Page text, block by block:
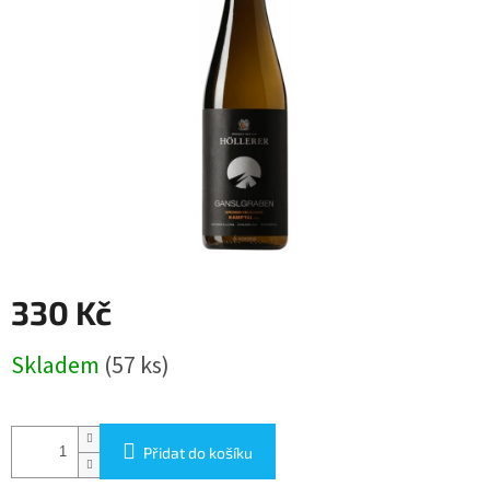
330 Kč
cena:
Skladem (57 ks)
Přidat do košíku